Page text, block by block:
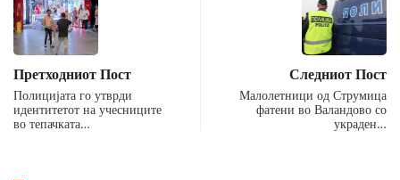
Претходниот Пост
Полицијата го утврди
идентитетот на учесниците
во тепачката…
Следниот Пост
Малолетници од Струмица
фатени во Валандово со
украден…